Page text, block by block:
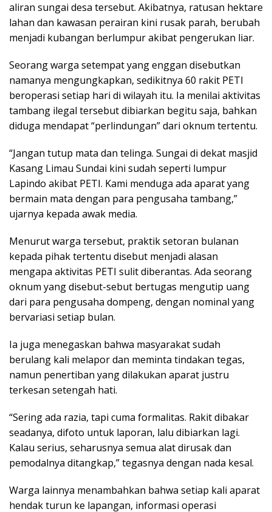
aliran sungai desa tersebut. Akibatnya, ratusan hektare
lahan dan kawasan perairan kini rusak parah, berubah
menjadi kubangan berlumpur akibat pengerukan liar.
Seorang warga setempat yang enggan disebutkan
namanya mengungkapkan, sedikitnya 60 rakit PETI
beroperasi setiap hari di wilayah itu. Ia menilai aktivitas
tambang ilegal tersebut dibiarkan begitu saja, bahkan
diduga mendapat “perlindungan” dari oknum tertentu.
“Jangan tutup mata dan telinga. Sungai di dekat masjid
Kasang Limau Sundai kini sudah seperti lumpur
Lapindo akibat PETI. Kami menduga ada aparat yang
bermain mata dengan para pengusaha tambang,”
ujarnya kepada awak media.
Menurut warga tersebut, praktik setoran bulanan
kepada pihak tertentu disebut menjadi alasan
mengapa aktivitas PETI sulit diberantas. Ada seorang
oknum yang disebut-sebut bertugas mengutip uang
dari para pengusaha dompeng, dengan nominal yang
bervariasi setiap bulan.
Ia juga menegaskan bahwa masyarakat sudah
berulang kali melapor dan meminta tindakan tegas,
namun penertiban yang dilakukan aparat justru
terkesan setengah hati.
“Sering ada razia, tapi cuma formalitas. Rakit dibakar
seadanya, difoto untuk laporan, lalu dibiarkan lagi.
Kalau serius, seharusnya semua alat dirusak dan
pemodalnya ditangkap,” tegasnya dengan nada kesal.
Warga lainnya menambahkan bahwa setiap kali aparat
hendak turun ke lapangan, informasi operasi